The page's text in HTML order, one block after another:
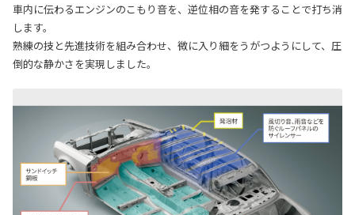
車内に伝わるエンジンのこもり音を、逆位相の音を発することで打ち消
します。
熟練の技と先進技術を組み合わせ、微に入り細をうがつようにして、圧
倒的な静かさを実現しました。